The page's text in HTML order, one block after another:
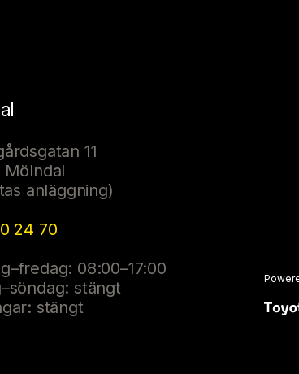
11
Mölndal
anläggning)
24 70
08:00–17:00
stängt
stängt